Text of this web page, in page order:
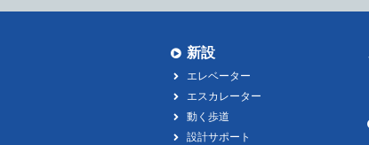
新設
エレベーター
エスカレーター
動く歩道
設計サポート